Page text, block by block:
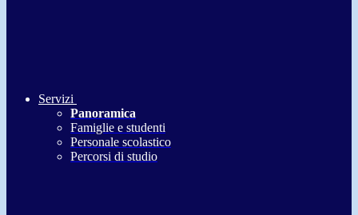
Servizi
Panoramica
Famiglie e studenti
Personale scolastico
Percorsi di studio